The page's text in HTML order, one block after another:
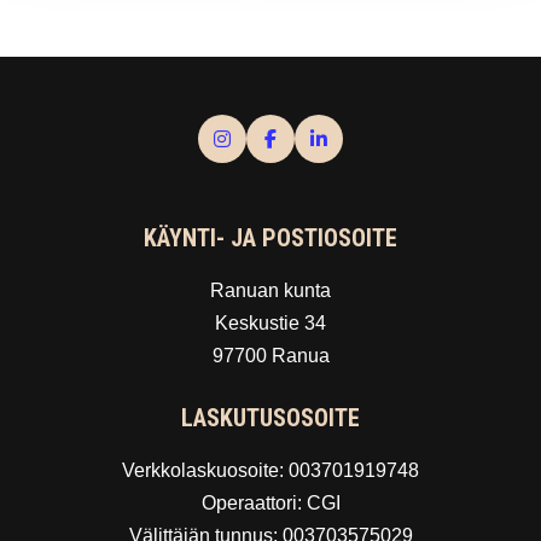
KÄYNTI- JA POSTIOSOITE
Ranuan kunta
Keskustie 34
97700 Ranua
LASKUTUSOSOITE
Verkkolaskuosoite: 003701919748
Operaattori: CGI
Välittäjän tunnus: 003703575029